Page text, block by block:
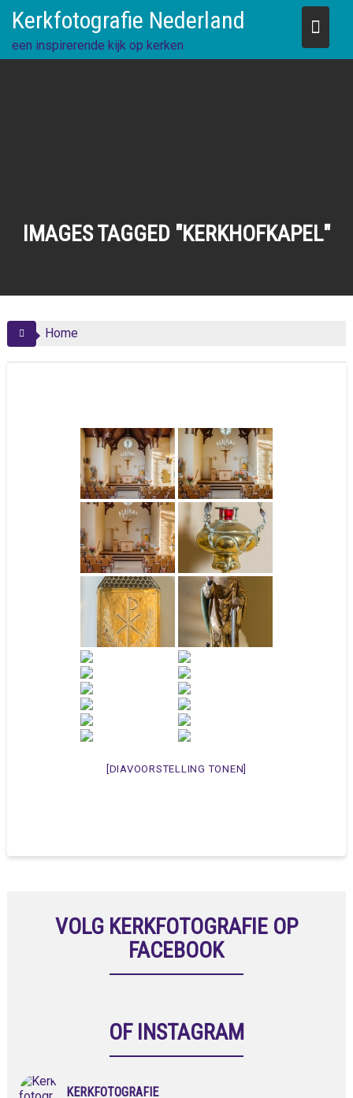
content
Kerkfotografie Nederland
een inspirerende kijk op kerken
IMAGES TAGGED "KERKHOFKAPEL"
Home
[DIAVOORSTELLING TONEN]
VOLG KERKFOTOGRAFIE OP
FACEBOOK
OF INSTAGRAM
KERKFOTOGRAFIE